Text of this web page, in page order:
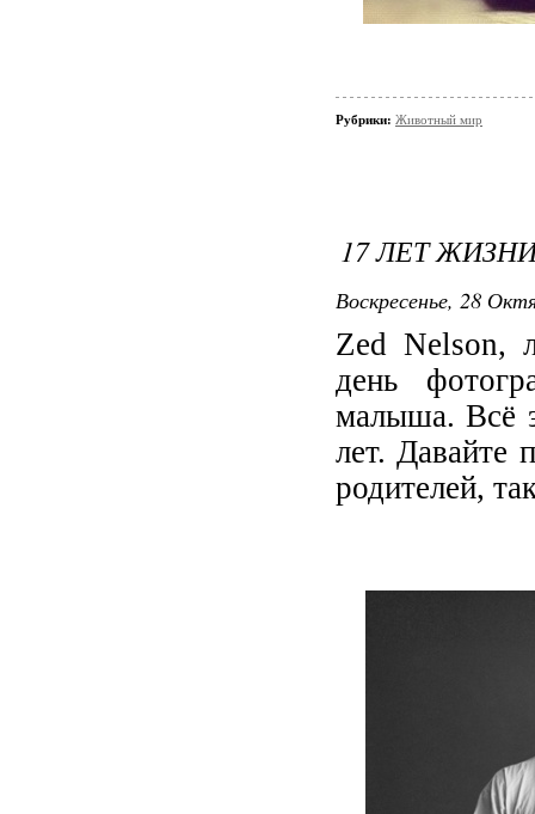
Рубрики: Животный мир
17 ЛЕТ
Воскресенье, 28
Zed Nelson,
день
малыша. Всё
лет. Давайте
родителей,